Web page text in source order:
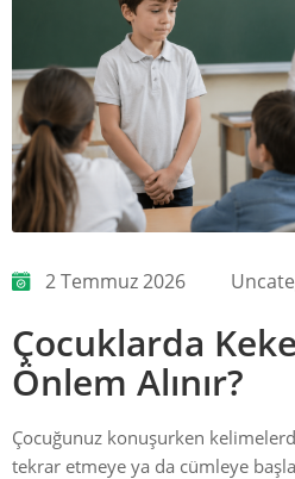
2 Temmuz 2026
Çocuklarda
Önlem Alınır?
Çocuğunuz konuşurken
tekrar etmeye ya da cümleye